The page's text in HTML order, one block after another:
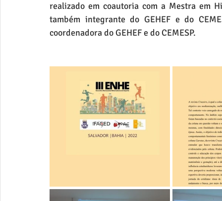
realizado em coautoria com a Mestra em
também integrante do GEHEF e do
coordenadora do GEHEF e do CEMESP.